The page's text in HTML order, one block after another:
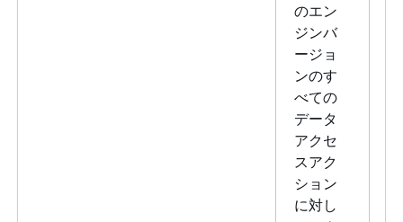
のエン
ジンバ
ージョ
ンのす
べての
データ
アクセ
スアク
ション
に対し